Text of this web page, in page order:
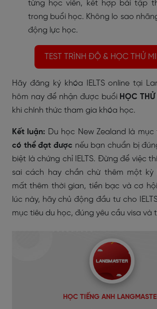
từng học viên, kết hợp bài tập
trong buổi học. Không lo sao
động lực học.
TEST TRÌNH ĐỘ & HỌC THỬ
Hãy đăng ký khóa IELTS online tại
hôm nay để nhận được buổi HỌC
khi chính thức tham gia khóa học.
Kết luận: Du học New Zealand là mục
có thể đạt được nếu bạn chuẩn bị
biệt làchứng chỉ IELTS. Đừng để việc
sai cách hay chần chừ thêm một kỳ
mất thêm thời gian, tiền bạc và cơ
lúc này, hãy chủ động đầu tư cho
mục tiêu du học, đúng yêu cầu visa và
HỌC TIẾNG ANH